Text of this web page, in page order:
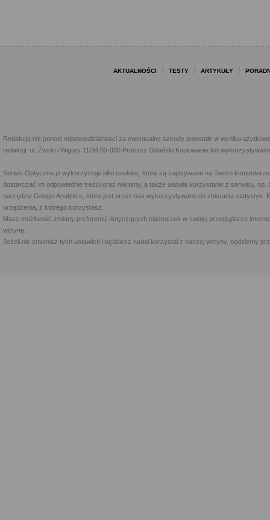
AKTUALNOŚCI TESTY ARTYKUŁY
Redakcja nie ponosi odpowiedzialności za ewentualne szkody powstałe w wyniku
redakcji: ul. Żwirki i Wigury 11/34 83-000 Pruszcz Gdański Kopiowanie lub
Serwis Optyczne.pl wykorzystuje pliki cookies, które są zapisywane na Twoim
dostarczać im odpowiednie treści oraz reklamy, a także ułatwia korzystanie z serwisu,
narzędzie Google Analytics, które jest przez nas wykorzystywane do zbierania statystyk.
urządzenia, z którego korzystasz.
Masz możliwość zmiany preferencji dotyczących ciasteczek w swojej przeglądarce
witrynę.
Jeżeli nie zmienisz tych ustawień i będziesz nadal korzystał z naszej witryny, będziemy